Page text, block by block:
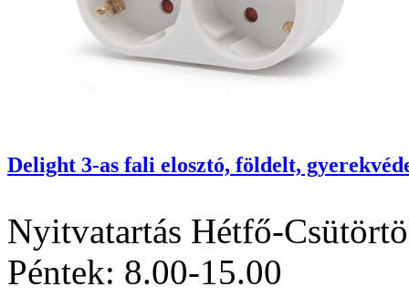
Delight 3-as fali elosztó, földelt,
Nyitvatartás Hétfő-
Péntek: 8.00-15.00